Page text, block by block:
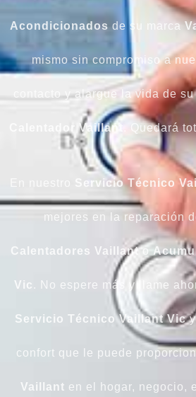
Acondicionados de su marca
mismo sin compromiso a
contacto y alargue la vida de
Vaillant . Quedará
Servicio Técnico
mejores en la reparación
Calentadores Vaillanto
Vic . No espere más y llame
Servicio Técnico Vaillant Vicy
confort que le puede
Vaillant en el hogar, negocio,